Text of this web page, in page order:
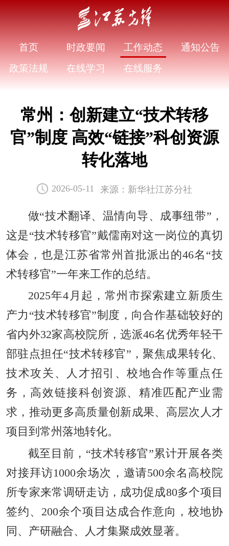
首页 时政要闻 工作动态
通知公告
政策法规
在线学习 在线服务
常州：创新建立“技术转移
官”制度 高效“链接”科创资源
转化落地
2026-05-11 来源：新华社江苏分社
做“技术翻译、温情向导、成事纽带”，
这是“技术转移官”戴儒南对这一岗位的真切
体会，也是江苏省常州首批派出的46名“技
术转移官”一年来工作的总结。
2025年4月起，常州市探索建立新质生
产力“技术转移官”制度，向合作基础较好的
省内外32家高校院所，选派46名优秀年轻干
部驻点担任“技术转移官”，聚焦成果转化、
技术攻关、人才招引、校地合作等重点任
务，高效链接科创资源、精准匹配产业需
求，推动更多高质量创新成果、高层次人才
项目到常州落地转化。
截至目前，“技术转移官”累计开展各类
对接拜访1000余场次，邀请500余名高校院
所专家来常调研走访，成功促成80多个项目
签约、200余个项目达成合作意向，校地协
同、产研融合、人才集聚成效显著。